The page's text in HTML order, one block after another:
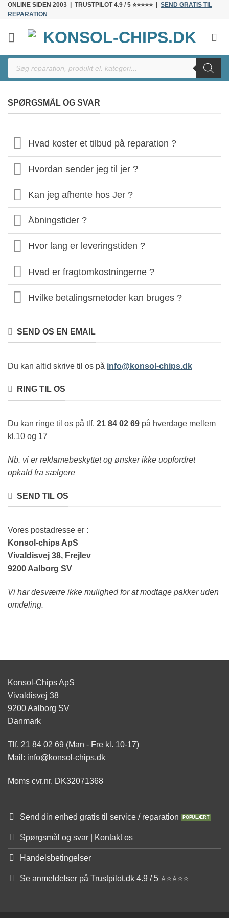
Fortsæt
indhold
ONLINE SIDEN 2003 | TRUSTPILOT 4.9 / 5 ⭐⭐⭐⭐⭐ | SEND GRATIS TIL
REPARATION
Products
search
SPØRGSMÅL OG SVAR
Hvad koster et tilbud på reparation ?
Hvordan sender jeg til jer ?
Kan jeg afhente hos Jer ?
Åbningstider ?
Hvor lang er leveringstiden ?
Hvad er fragtomkostningerne ?
Hvilke betalingsmetoder kan bruges ?
SEND OS EN EMAIL
Du kan altid skrive til os på info@konsol-chips.dk
RING TIL OS
Du kan ringe til os på tlf. 21 84 02 69 på hverdage mellem
kl.10 og 17
Nb. vi er reklamebeskyttet og ønsker ikke uopfordret
opkald fra sælgere
SEND TIL OS
Vores postadresse er :
Konsol-chips ApS
Vivaldisvej 38, Frejlev
9200 Aalborg SV
Vi har desværre ikke mulighed for at modtage pakker uden
omdeling.
Konsol-Chips ApS
Vivaldisvej 38
9200 Aalborg SV
Danmark
Tlf. 21 84 02 69 (Man - Fre kl. 10-17)
Mail: info@konsol-chips.dk
Moms cvr.nr. DK32071368
Send din enhed gratis til service / reparation
Spørgsmål og svar | Kontakt os
Handelsbetingelser
Se anmeldelser på Trustpilot.dk 4.9 / 5 ⭐⭐⭐⭐⭐